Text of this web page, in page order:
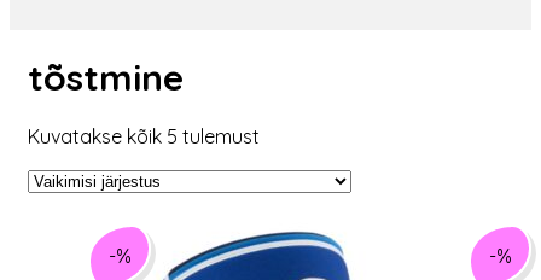
tõstmine
Kuvatakse kõik 5 tulemust
-% -%